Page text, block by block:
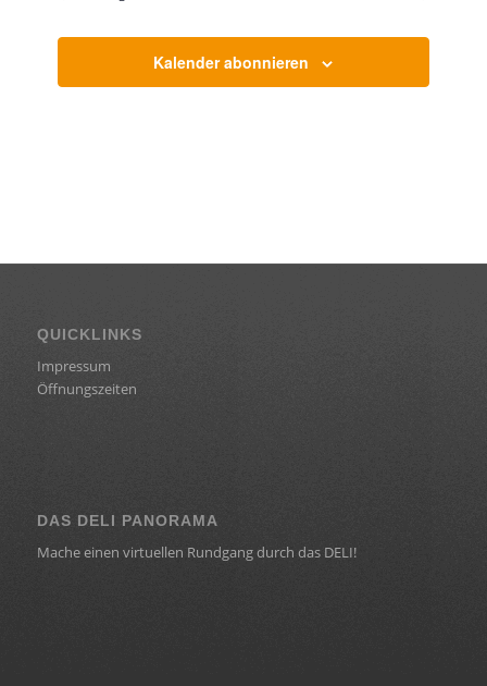
Kalender abonnieren
QUICKLINKS
Impressum
Öffnungszeiten
DAS DELI PANORAMA
Mache einen virtuellen Rundgang durch das DELI!